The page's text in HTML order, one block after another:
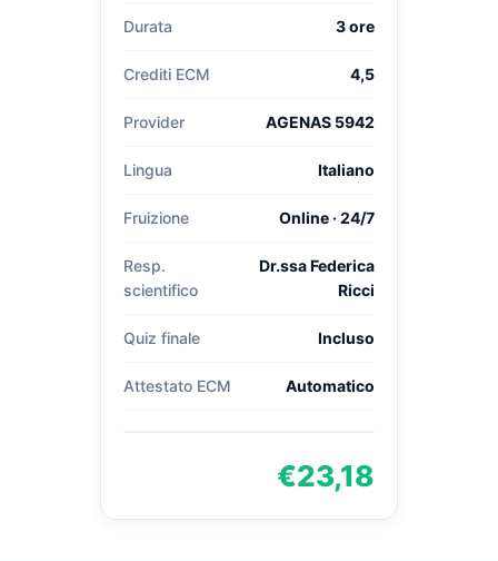
Durata 3 ore
Crediti ECM 4,5
Provider AGENAS 5942
Lingua Italiano
Fruizione Online · 24/7
Resp.
scientifico
Dr.ssa Federica
Ricci
Quiz finale Incluso
Attestato ECM Automatico
€23,18